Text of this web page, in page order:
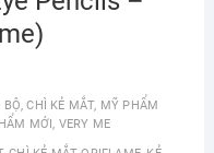
BỘ,CHÌ KẺ MẮT, MỸ PHẨM
MỚI, VERY ME